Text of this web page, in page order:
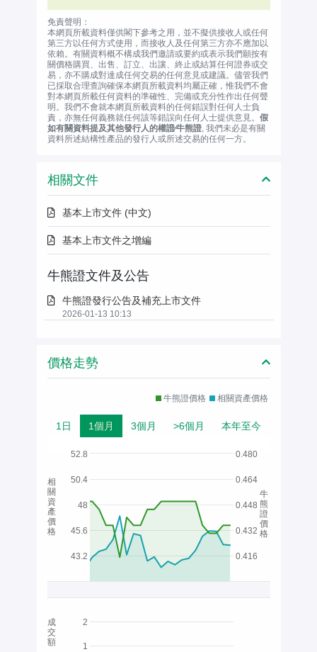
免責聲明：
本網頁所載資料僅供閣下參考之用，並不擬供接收人或任何
第三方以任何方式使用，而接收人及任何第三方亦不應加以
依賴。有關資料概不構成我們邀請或要約或表示我們願按有
關價格購買、出售、訂立、出讓、終止或結算任何證券或交
易，亦不購成對達成任何交易的任何意見或建議。儘管我們
已採取合理查詢確保本網頁所載資料均屬正確，惟我們不會
對本網頁所載任何資料的準確性、完備或充分性作出任何聲
明。我們不會就本網頁所載資料的任何錯誤對任何人士負
責，亦無任何義務就任何該等錯誤向任何人士提供意見。 假
如有關資料提及其他發行人的權證∕牛熊證, 我們未必是有關
資料所述結構性產品的發行人或所述交易的任何一方。
相關文件
基本上市文件 (中文)
基本上市文件之增編
牛熊證文件及公告
牛熊證發行公告及補充上市文件
2026-01-13 10:13
價格走勢
牛熊證價格 相關資產價格
1日 1個月 3個月 >6個月 本年至今
48
43.2
45.6
50.4
52.8
0.416
0.432
0.448
0.464
0.480
1
2
相
關
資
產
價
格
牛
熊
證
價
格
成
交
額